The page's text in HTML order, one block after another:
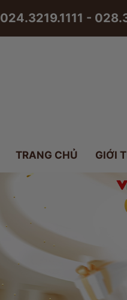
024.3219.1111 -
TRANG CHỦ GIỚI